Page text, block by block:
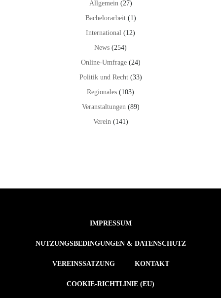
Allgemein (27)
Bachelorarbeit(1)
International (12)
News (254)
Online-Umfrage(24)
Politik und Recht(33)
Regionales (103)
Veranstaltungen (89)
Verein (141)
IMPRESSUM
NUTZUNGSBEDINGUNGEN & DATENSCHUTZ
VEREINSSATZUNG KONTAKT
COOKIE-RICHTLINIE (EU)